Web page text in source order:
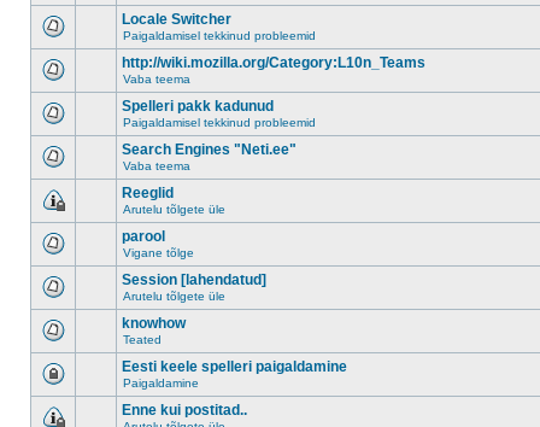
Locale Switcher
Paigaldamisel tekkinud probleemid
http://wiki.mozilla.org/Category:L10n_Teams
Vaba teema
Spelleri pakk kadunud
Paigaldamisel tekkinud probleemid
Search Engines "Neti.ee"
Vaba teema
Reeglid
Arutelu tõlgete üle
parool
Vigane tõlge
Session [lahendatud]
Arutelu tõlgete üle
knowhow
Teated
Eesti keele spelleri paigaldamine
Paigaldamine
Enne kui postitad..